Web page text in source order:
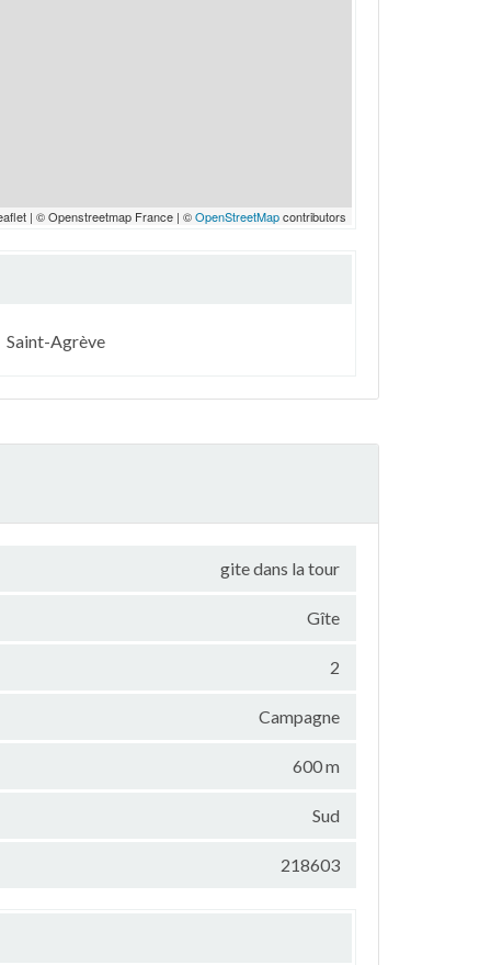
| © Openstreetmap France | ©OpenStreetMapcontributors
Saint-Agrève
gite dans la tour
Gîte
2
Campagne
600 m
Sud
218603